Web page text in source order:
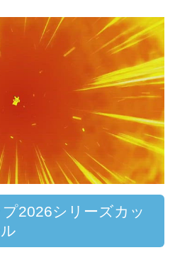
2026シリーズカッ